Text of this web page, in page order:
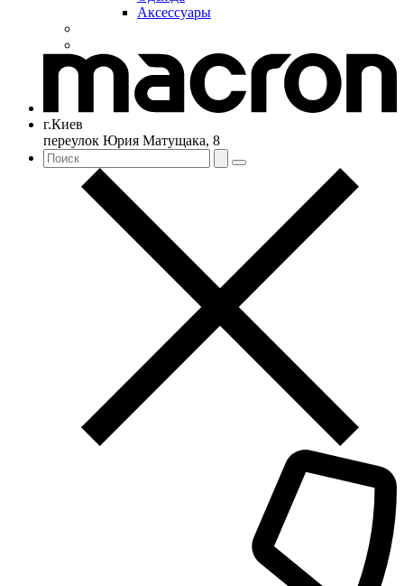
Аксессуары
г.Киев
переулок Юрия Матущака, 8